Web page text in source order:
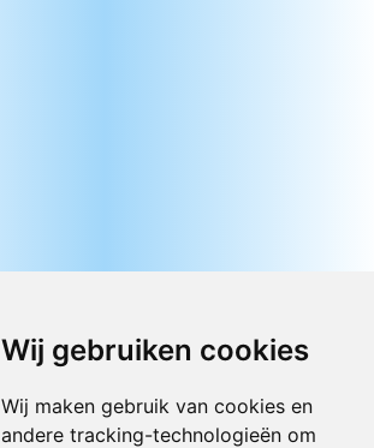
Wij gebruiken cookies
Wij maken gebruik van cookies en
andere tracking-technologieën om